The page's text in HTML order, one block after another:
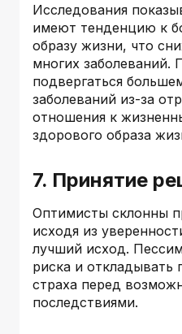
Исследования
имеют тенденцию к
образу жизни, что
многих заболеваний.
подвергаться
заболеваний из-за
отношения к
здорового образа
7. Принятие
Оптимисты склонны
исходя из
лучший исход.
риска и откладывать
страха перед
последствиями.